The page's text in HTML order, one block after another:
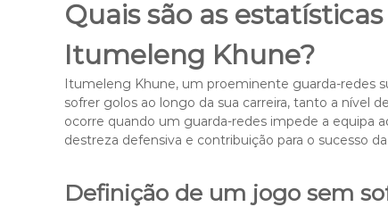
Quais são as
Itumeleng Khune?
Itumeleng Khune, um proeminente guarda-redes
sofrer golos ao longo da sua carreira, tanto a nível
ocorre quando um guarda-redes impede a equipa
destreza defensiva e contribuição para o sucesso
Definição de um jogo sem